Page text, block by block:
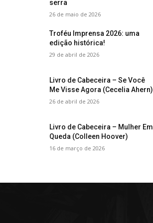
serra
26 de maio de 2026
Troféu Imprensa 2026: uma
edição histórica!
29 de abril de 2026
Livro de Cabeceira – Se Você
Me Visse Agora (Cecelia Ahern)
26 de abril de 2026
Livro de Cabeceira – Mulher Em
Queda (Colleen Hoover)
16 de março de 2026